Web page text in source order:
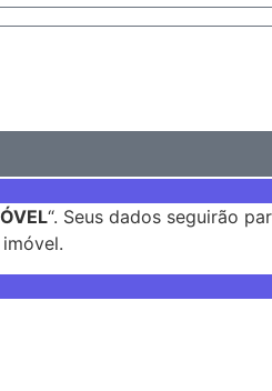
“. Seus dados seguirão